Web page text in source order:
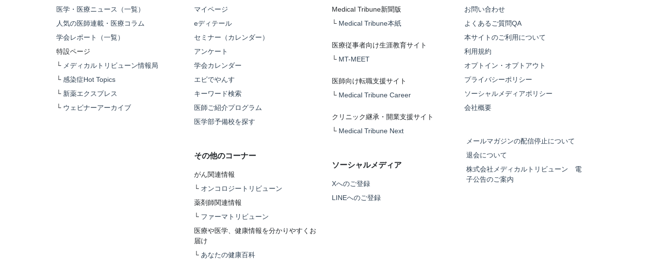
医学・医療ニュース（一覧）
人気の医師連載・医療コラム
学会レポート（一覧）
特設ページ
└ メディカルトリビューン情報局
└ 感染症Hot Topics
└ 新薬エクスプレス
└ ウェビナーアーカイブ
マイページ
eディテール
セミナー（カレンダー）
アンケート
学会カレンダー
エビでやんす
キーワード検索
医師ご紹介プログラム
医学部予備校を探す
その他のコーナー
がん関連情報
└ オンコロジートリビューン
薬剤師関連情報
└ ファーマトリビューン
医療や医学、健康情報を分かりやすくお
届け
└ あなたの健康百科
Medical Tribune新聞版
└ Medical Tribune本紙
医療従事者向け生涯教育サイト
└ MT-MEET
医師向け転職支援サイト
└ Medical Tribune Career
クリニック継承・開業支援サイト
└ Medical Tribune Next
ソーシャルメディア
Xへのご登録
LINEへのご登録
お問い合わせ
よくあるご質問QA
本サイトのご利用について
利用規約
オプトイン・オプトアウト
プライバシーポリシー
ソーシャルメディアポリシー
会社概要
メールマガジンの配信停止について
退会について
株式会社メディカルトリビューン 電
子公告のご案内